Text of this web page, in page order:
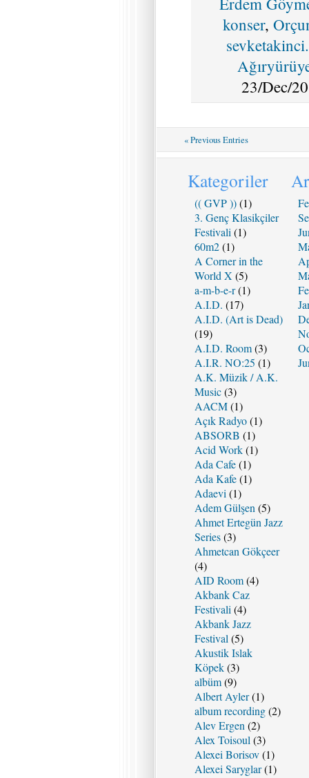
konser,
23/Dec/
« Previous Entries
Kategoriler
(( GVP ))(1)
3. Genç Klasikçiler
Festivali (1)
60m2(1)
A Corner in the
World X (5)
a-m-b-e-r(1)
A.I.D. (17)
A.I.D. (Art is Dead)
(19)
A.I.D. Room(3)
A.I.R. NO:25 (1)
A.K. Müzik / A.K.
Music(3)
AACM(1)
Açık Radyo(1)
ABSORB (1)
Acid Work(1)
Ada Cafe(1)
Ada Kafe(1)
Adaevi (1)
Adem Gülşen (5)
Ahmet Ertegün Jazz
Series(3)
Ahmetcan Gökçeer
(4)
AID Room(4)
Akbank Caz
Festivali (4)
Akbank Jazz
Festival (5)
Akustik Islak
Köpek(3)
albüm(9)
Albert Ayler(1)
album recording(2)
Alev Ergen (2)
Alex Toisoul (3)
Alexei Borisov(1)
Alexei Saryglar(1)